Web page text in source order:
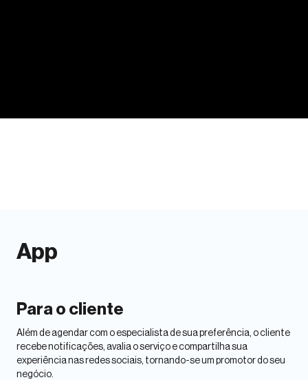
App
Para o cliente
Além de agendar com o especialista de sua preferência, o cliente
recebe notificações, avalia o serviço e compartilha sua
experiência nas redes sociais, tornando-se um promotor do seu
negócio.